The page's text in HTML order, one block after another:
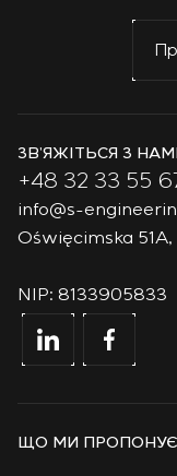
ЗВ’ЯЖІТЬСЯ З
+48 32 33 55
info@s-
Oświęcimska
NIP: 8133905833
ЩО МИ